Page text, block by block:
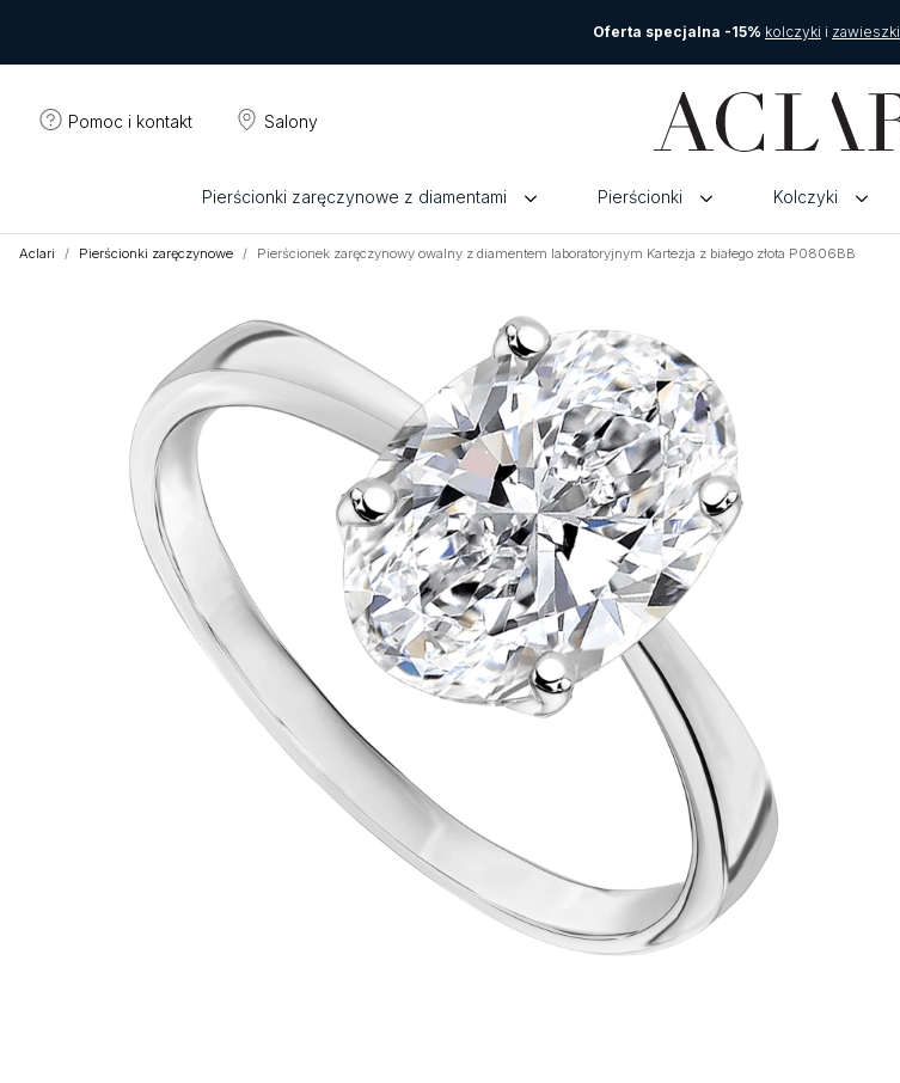
Oferta specjalna -15% kolczyki i zawieszki
Pomoc i kontakt Salony
Pierścionki zaręczynowe z diamentami Pierścionki Kolczyki
Aclari Pierścionki zaręczynowe Pierścionek zaręczynowy owalny z diamentem laboratoryjnym Kartezja z białego złota P0806BB